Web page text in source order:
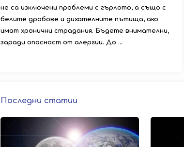
не са изключени проблеми с гърлото, а също с
белите дробове и дихателните пътища, ако
имат хронични страдания. Бъдете внимателни,
заради опасност от алергии. До ...
Последни статии